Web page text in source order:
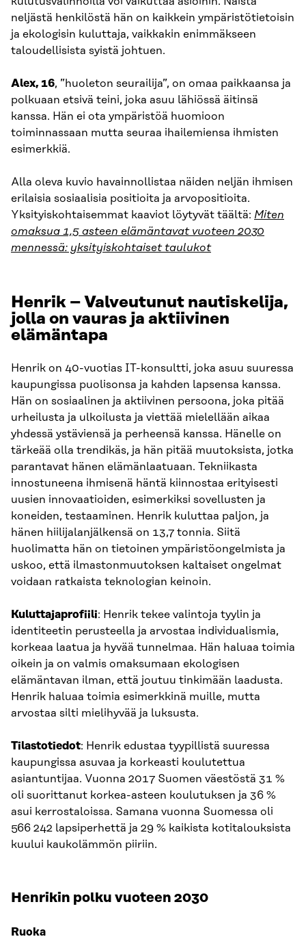
neljästä henkilöstä hän on kaikkein ympäristötietoisin
ja ekologisin kuluttaja, vaikkakin enimmäkseen
taloudellisista syistä johtuen.
Alex, 16, ”huoleton seurailija”, on omaa paikkaansa ja
polkuaan etsivä teini, joka asuu lähiössä äitinsä
kanssa. Hän ei ota ympäristöä huomioon
toiminnassaan mutta seuraa ihailemiensa ihmisten
esimerkkiä.
Alla oleva kuvio havainnollistaa näiden neljän ihmisen
erilaisia sosiaalisia positioita ja arvopositioita.
Yksityiskohtaisemmat kaaviot löytyvät täältä: Miten
omaksua 1,5 asteen elämäntavat vuoteen 2030
mennessä: yksityiskohtaiset taulukot
Henrik – Valveutunut nautiskelija,
jolla on vauras ja aktiivinen
elämäntapa
Henrik on 40-vuotias IT-konsultti, joka asuu suuressa
kaupungissa puolisonsa ja kahden lapsensa kanssa.
Hän on sosiaalinen ja aktiivinen persoona, joka pitää
urheilusta ja ulkoilusta ja viettää mielellään aikaa
yhdessä ystäviensä ja perheensä kanssa. Hänelle on
tärkeää olla trendikäs, ja hän pitää muutoksista, jotka
parantavat hänen elämänlaatuaan. Tekniikasta
innostuneena ihmisenä häntä kiinnostaa erityisesti
uusien innovaatioiden, esimerkiksi sovellusten ja
koneiden, testaaminen. Henrik kuluttaa paljon, ja
hänen hiilijalanjälkensä on 13,7 tonnia. Siitä
huolimatta hän on tietoinen ympäristöongelmista ja
uskoo, että ilmastonmuutoksen kaltaiset ongelmat
voidaan ratkaista teknologian keinoin.
Kuluttajaprofiili: Henrik tekee valintoja tyylin ja
identiteetin perusteella ja arvostaa individualismia,
korkeaa laatua ja hyvää tunnelmaa. Hän haluaa toimia
oikein ja on valmis omaksumaan ekologisen
elämäntavan ilman, että joutuu tinkimään laadusta.
Henrik haluaa toimia esimerkkinä muille, mutta
arvostaa silti mielihyvää ja luksusta.
Tilastotiedot: Henrik edustaa tyypillistä suuressa
kaupungissa asuvaa ja korkeasti koulutettua
asiantuntijaa. Vuonna 2017 Suomen väestöstä 31 %
oli suorittanut korkea-asteen koulutuksen ja 36 %
asui kerrostaloissa. Samana vuonna Suomessa oli
566 242 lapsiperhettä ja 29 % kaikista kotitalouksista
kuului kaukolämmön piiriin.
Henrikin polku vuoteen 2030
Ruoka